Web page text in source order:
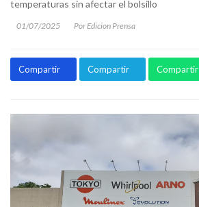
temperaturas sin afectar el bolsillo
01/07/2025 Por Edicion Prensa
Compartir Compartir Compartir